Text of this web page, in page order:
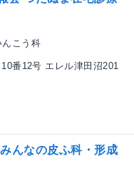
こう科
番12号 エレル津田沼201
んなの皮ふ科・形成